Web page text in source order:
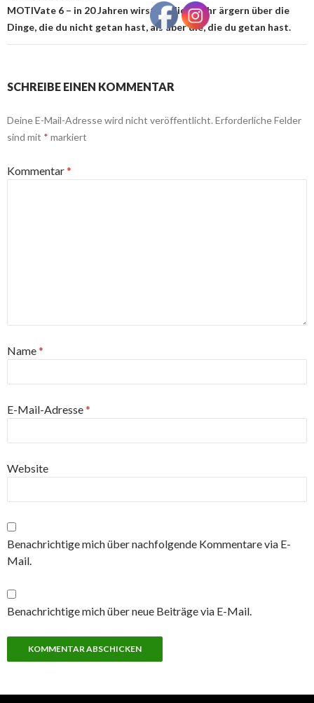
MOTIVate 6 – in 20 Jahren wirst du dich mehr ärgern über die
Dinge, die du nicht getan hast, als über die, die du getan hast.
SCHREIBE EINEN KOMMENTAR
Deine E-Mail-Adresse wird nicht veröffentlicht. Erforderliche Felder
sind mit * markiert
Kommentar*
Name*
E-Mail-Adresse*
Website
Benachrichtige mich über nachfolgende Kommentare via E-
Mail.
Benachrichtige mich über neue Beiträge via E-Mail.